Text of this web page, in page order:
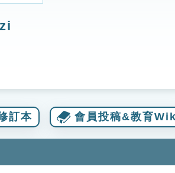
訂本 會員投稿&教育